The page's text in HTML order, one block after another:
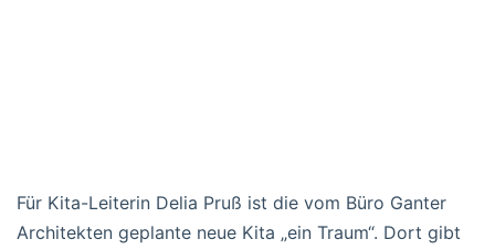
Für Kita-Leiterin Delia Pruß ist die vom Büro Ganter
Architekten geplante neue Kita „ein Traum“. Dort gibt